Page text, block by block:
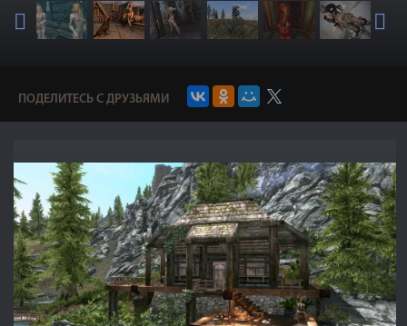
ПОДЕЛИТЕСЬ С ДРУЗЬЯМИ